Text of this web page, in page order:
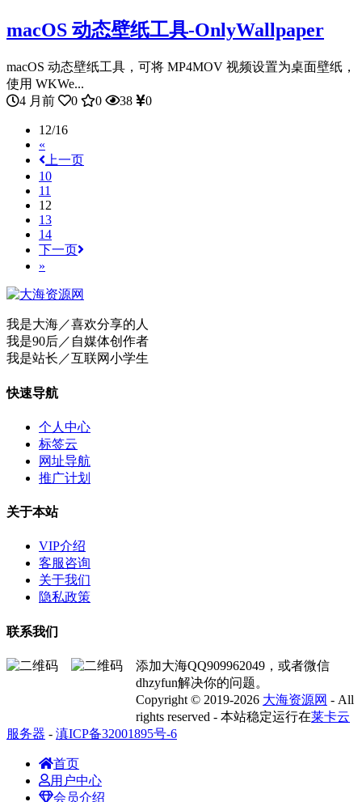
macOS 动态壁纸工具-OnlyWallpaper
macOS 动态壁纸工具，可将 MP4MOV 视频设置为桌面壁纸，
使用 WKWe...
4 月前
0 0 38 0
12/16
«
上一页
10
11
12
13
14
下一页
»
我是大海／喜欢分享的人
我是90后／自媒体创作者
我是站长／互联网小学生
快速导航
个人中心
标签云
网址导航
推广计划
关于本站
VIP介绍
客服咨询
关于我们
隐私政策
联系我们
添加大海QQ909962049，或者微信
dhzyfun解决你的问题。
Copyright © 2019-2026 大海资源网 - All
rights reserved - 本站稳定运行在莱卡云
服务器 - 滇ICP备32001895号-6
首页
用户中心
会员介绍